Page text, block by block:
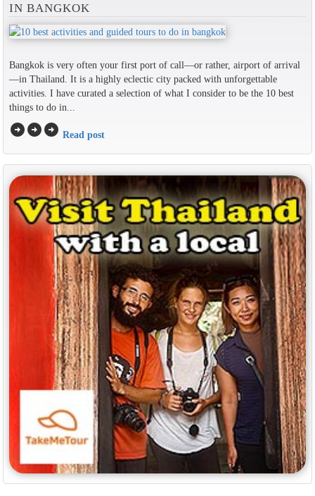
IN BANGKOK
Bangkok is very often your first port of call—or rather, airport of arrival
—in Thailand. It is a highly eclectic city packed with unforgettable
activities. I have curated a selection of what I consider to be the 10 best
things to do in...
arrow_circle_rightarrow_circle_rightarrow_circle_right Read post